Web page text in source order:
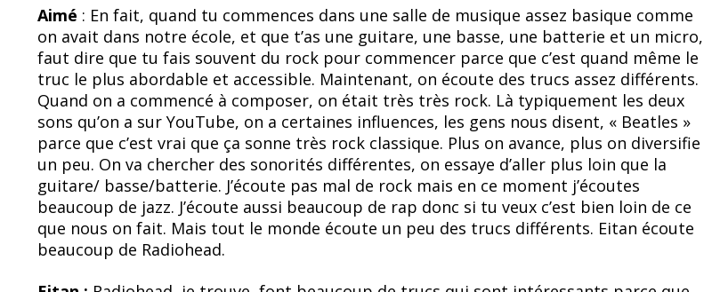
Aimé : En fait, quand tu commences dans une salle de musique assez basique comme
on avait dans notre école, et que t’as une guitare, une basse, une batterie et un micro,
faut dire que tu fais souvent du rock pour commencer parce que c’est quand même le
truc le plus abordable et accessible. Maintenant, on écoute des trucs assez différents.
Quand on a commencé à composer, on était très très rock. Là typiquement les deux
sons qu’on a sur YouTube, on a certaines influences, les gens nous disent, « Beatles »
parce que c’est vrai que ça sonne très rock classique. Plus on avance, plus on diversifie
un peu. On va chercher des sonorités différentes, on essaye d’aller plus loin que la
guitare/ basse/batterie. J’écoute pas mal de rock mais en ce moment j’écoutes
beaucoup de jazz. J’écoute aussi beaucoup de rap donc si tu veux c’est bien loin de ce
que nous on fait. Mais tout le monde écoute un peu des trucs différents. Eitan écoute
beaucoup de Radiohead.